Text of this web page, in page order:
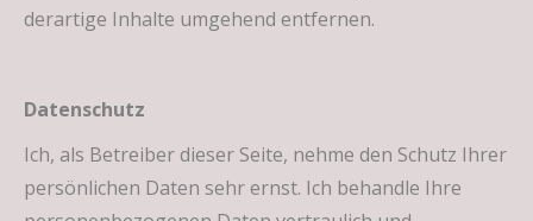
derartige Inhalte umgehend entfernen.
Datenschutz
Ich, als Betreiber dieser Seite, nehme den Schutz Ihrer
persönlichen Daten sehr ernst. Ich behandle Ihre